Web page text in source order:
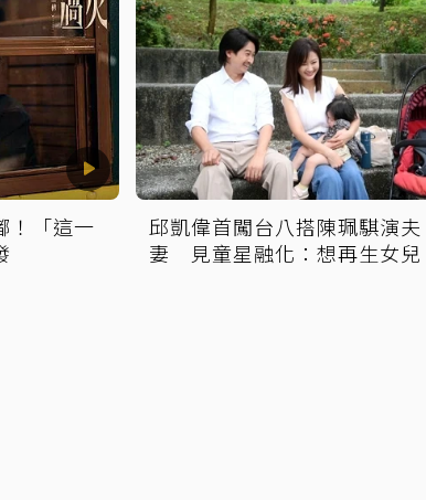
！「這一
邱凱偉首闖台八搭陳珮騏演夫
妻 見童星融化：想再生女兒